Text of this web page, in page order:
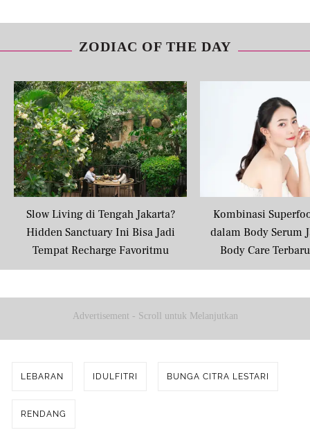
ZODIAC OF THE DAY
Slow Living di Tengah Jakarta?
Hidden Sanctuary Ini Bisa Jadi
Tempat Recharge Favoritmu
Kombinasi
dalam Body Serum
Body Care
Masyarakat
Advertisement - Scroll untuk Melanjutkan
LEBARAN IDULFITRI BUNGA CITRA LESTARI
RENDANG